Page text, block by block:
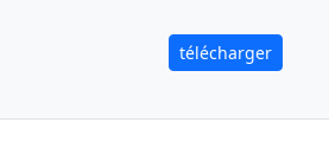
télécharger